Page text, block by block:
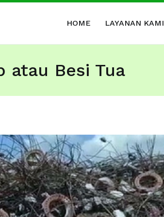
HOME LAYANAN KAMI
atau Besi Tua